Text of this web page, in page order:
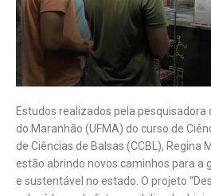
Estudos realizados pela pesquisadora
do Maranhão (UFMA) do curso de
de Ciências de Balsas (CCBL), Regina
estão abrindo novos caminhos para a
e sustentável no estado. O projeto